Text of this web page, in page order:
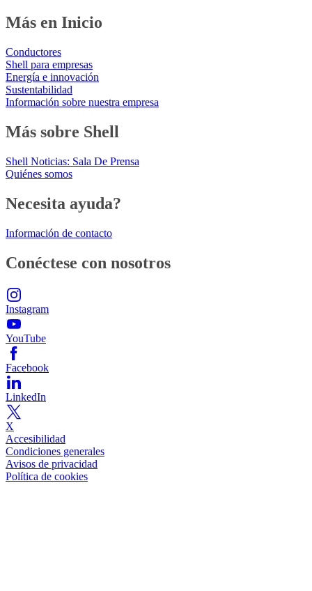
Más en Inicio
Conductores
Shell para empresas
Energía e innovación
Sustentabilidad
Información sobre nuestra empresa
Más sobre Shell
Shell Noticias: Sala De Prensa
Quiénes somos
Necesita ayuda?
Información de contacto
Conéctese con nosotros
Instagram
YouTube
Facebook
LinkedIn
X
Accesibilidad
Condiciones generales
Avisos de privacidad
Política de cookies